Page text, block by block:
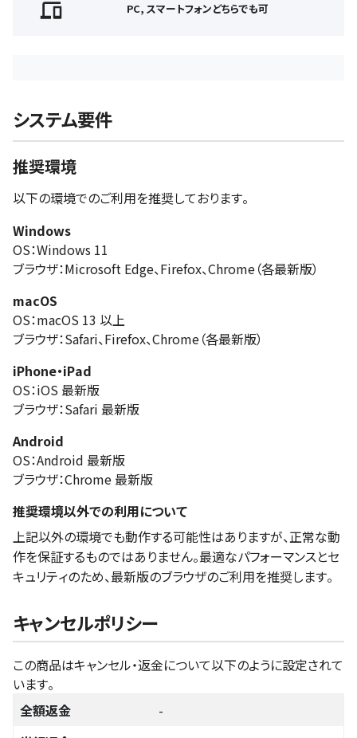
PC, スマートフォンどちらでも可
システム要件
推奨環境
以下の環境でのご利用を推奨しております。
Windows
OS：Windows 11
ブラウザ：Microsoft Edge、Firefox、Chrome（各最新版）
macOS
OS：macOS 13 以上
ブラウザ：Safari、Firefox、Chrome（各最新版）
iPhone・iPad
OS：iOS 最新版
ブラウザ：Safari 最新版
Android
OS：Android 最新版
ブラウザ：Chrome 最新版
推奨環境以外での利用について
上記以外の環境でも動作する可能性はありますが、正常な動
作を保証するものではありません。最適なパフォーマンスとセ
キュリティのため、最新版のブラウザのご利用を推奨します。
キャンセルポリシー
この商品はキャンセル・返金について以下のように設定されて
います。
全額返金
-